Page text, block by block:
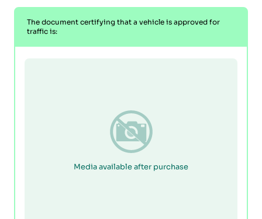
The document certifying that a vehicle is approved for
traffic is:
Media available after purchase